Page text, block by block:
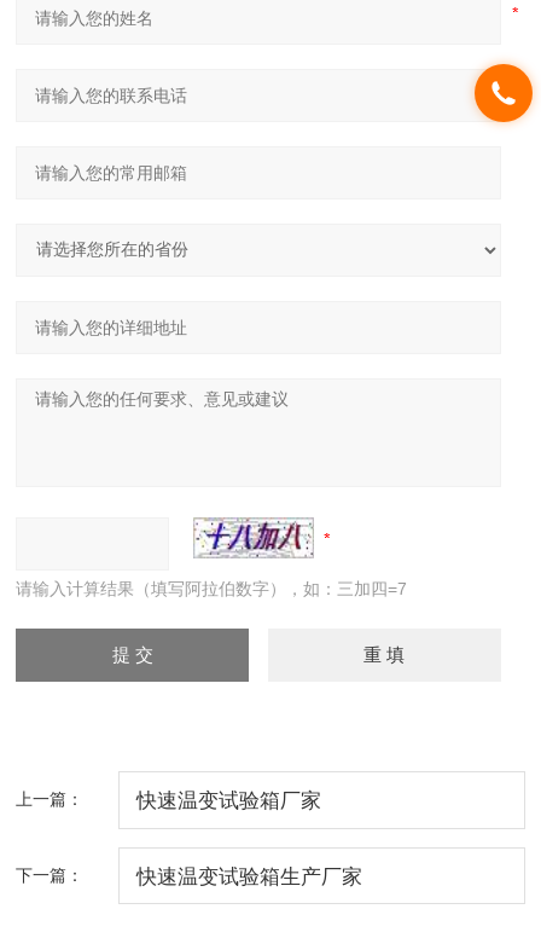
请输入计算结果（填写阿拉伯数字），如：三加四=7
上一篇： 快速温变试验箱厂家
下一篇： 快速温变试验箱生产厂家